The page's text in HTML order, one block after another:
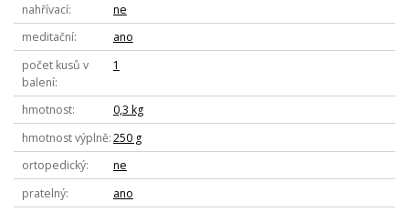
nahřívací
ne
meditační
ano
počet kusů v
balení
1
hmotnost
0,3 kg
hmotnost výplně 250 g
ortopedický
ne
pratelný
ano